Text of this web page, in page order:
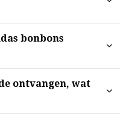
bonbons
ontvangen, wat